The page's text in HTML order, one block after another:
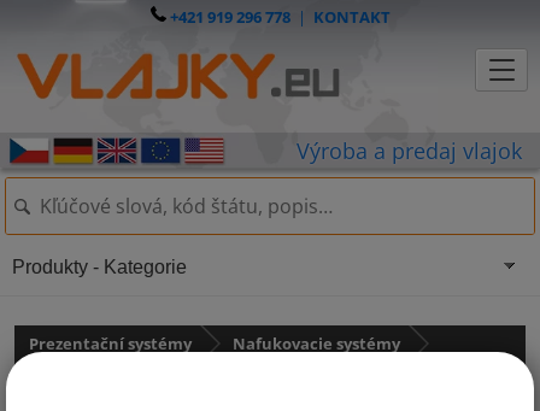
+421 919 296 778| KONTAKT
Prezentační systémy
Nafukovacie systémy
Produkty - Kategorie